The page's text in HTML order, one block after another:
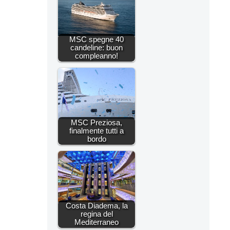
MSC spegne 40
candeline: buon
compleanno!
MSC Preziosa,
finalmente tutti a
bordo
Costa Diadema, la
regina del
Mediterraneo